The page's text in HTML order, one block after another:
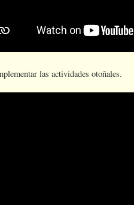
las actividades otoñales.